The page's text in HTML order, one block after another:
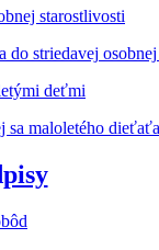
starostlivosti
do striedavej
deťmi
sa maloletého dieťaťa